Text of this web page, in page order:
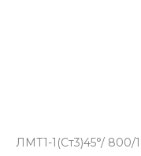
ЛМТ1-1(Ст3)45°/